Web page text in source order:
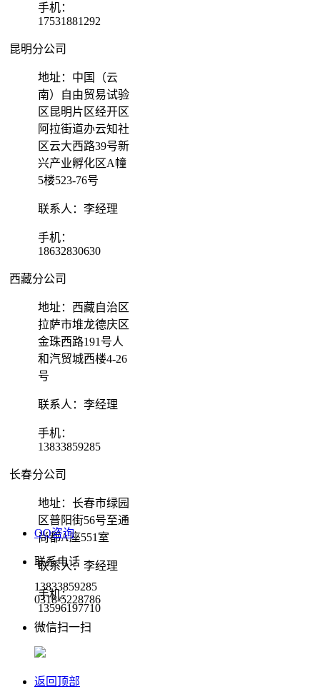
手机：
17531881292
昆明分公司
地址：中国（云
南）自由贸易试验
区昆明片区经开区
阿拉街道办云知社
区云大西路39号新
兴产业孵化区A幢
5楼523-76号
联系人：李经理
手机：
18632830630
西藏分公司
地址：西藏自治区
拉萨市堆龙德庆区
金珠西路191号人
和汽贸城西楼4-26
号
联系人：李经理
手机：
13833859285
长春分公司
地址：长春市绿园
区普阳街56号至通
尚都A座551室
联系人：李经理
手机：
13596197710
QQ咨询
联系电话
13833859285
0318-5228786
微信扫一扫
返回顶部